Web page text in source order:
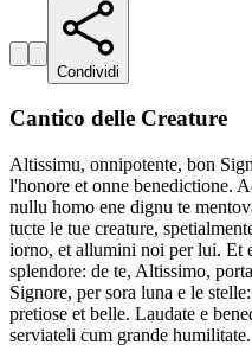
Condividi
Cantico delle Creature
Altissimu, onnipotente, bon
l'honore et onne benedictione.
nullu homo ene dignu te
tucte le tue creature,
iorno, et allumini noi per lui. Et
splendore: de te, Altissimo,
Signore, per sora luna e le
pretiose et belle. Laudate e
serviateli cum grande humilitate.